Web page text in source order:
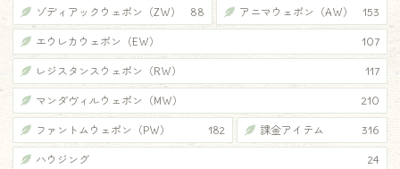
ゾディアックウェポン（ZW） 88 アニマウェポン（AW） 153
エウレカウェポン（EW） 107
レジスタンスウェポン（RW） 117
マンダヴィルウェポン（MW） 210
ファントムウェポン（PW） 182 課金アイテム 316
ハウジング 24